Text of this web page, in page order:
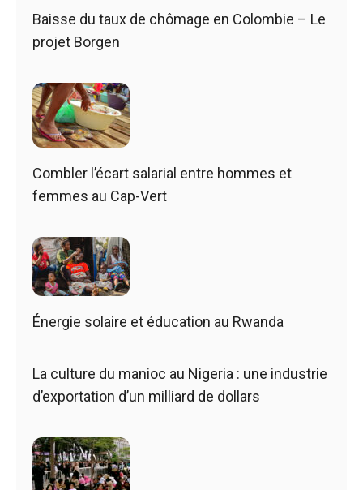
Baisse du taux de chômage en Colombie – Le
projet Borgen
Combler l’écart salarial entre hommes et
femmes au Cap-Vert
Énergie solaire et éducation au Rwanda
La culture du manioc au Nigeria : une industrie
d’exportation d’un milliard de dollars